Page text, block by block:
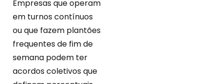
Empresas que operam
em turnos contínuos
ou que fazem plantões
frequentes de fim de
semana podem ter
acordos coletivos que